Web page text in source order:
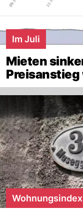
Im Juli
Mieten
Preisanstieg
Wohnungsindex